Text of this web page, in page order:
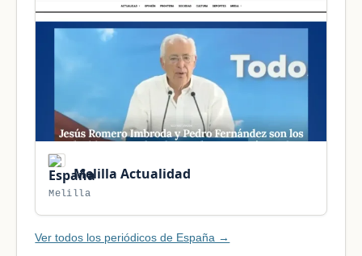
Melilla Actualidad
Melilla
Ver todos los periódicos de España →